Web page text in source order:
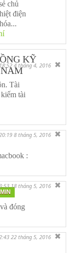
chủ
điện
KỸ
4 tháng 4, 2016 ✖
Tài
tài
8 tháng 5, 2016 ✖
:
18 tháng 5, 2016 ✖
đóng
22 tháng 5, 2016 ✖